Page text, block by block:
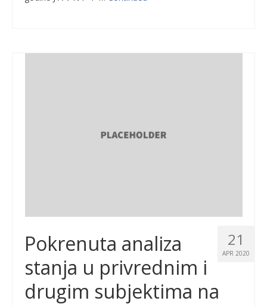
21
APR 2020
Pokrenuta analiza
stanja u privrednim i
drugim subjektima na